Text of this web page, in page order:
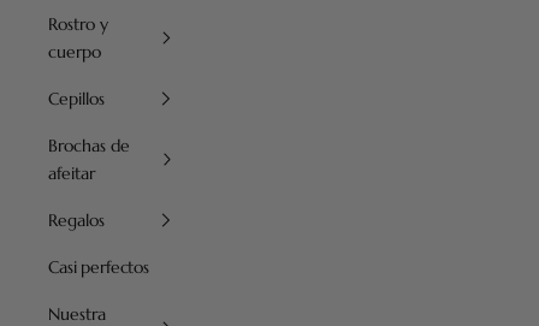
Rostro y
cuerpo
Cepillos
Brochas de
afeitar
Regalos
Casi perfectos
Nuestra